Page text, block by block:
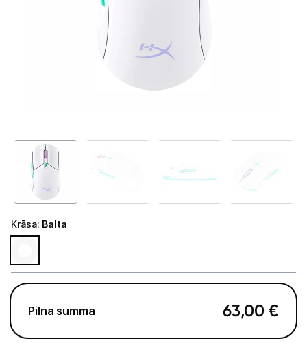
GAMING pasaule >
Portatīvie datori un piederumi
Monitori
Gaming krēsli un galdi
Paliktņi pelēm
Monitoru stiprinājumi
Krāsa: Balta
Pilna summa 63,00 €